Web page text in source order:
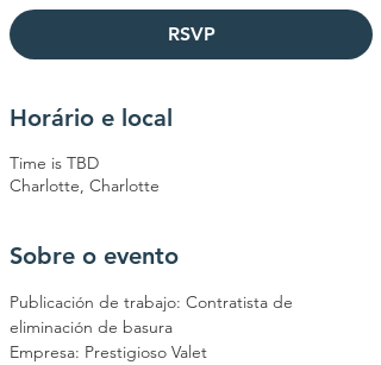
RSVP
Horário e local
Time is TBD
Charlotte, Charlotte
Sobre o evento
Publicación de trabajo: Contratista de
eliminación de basura
Empresa: Prestigioso Valet